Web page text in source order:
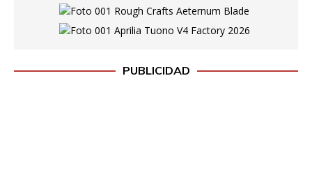
PUBLICIDAD